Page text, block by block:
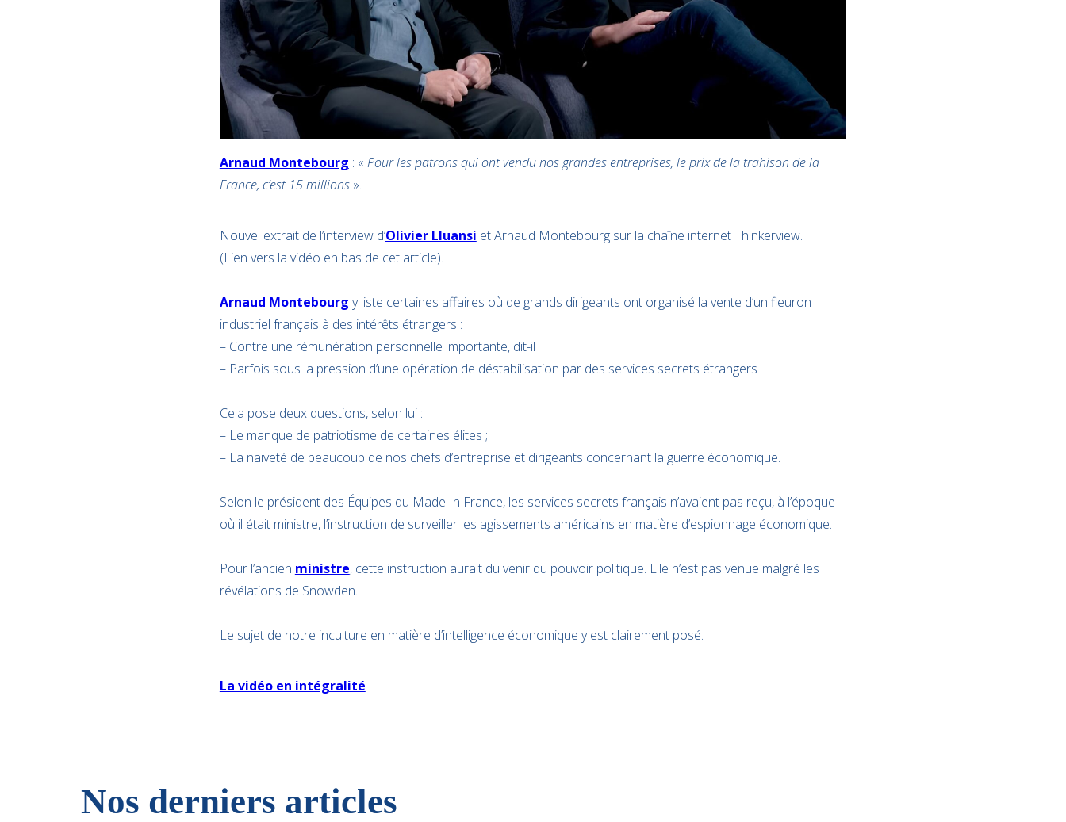
Arnaud Montebourg : « Pour les patrons qui ont vendu nos grandes entreprises, le prix de la trahison de la
France, c’est 15 millions».
Nouvel extrait de l’interview d’Olivier Lluansi et Arnaud Montebourg sur la chaîne internet Thinkerview.
(Lien vers la vidéo en bas de cet article).
Arnaud Montebourg y liste certaines affaires où de grands dirigeants ont organisé la vente d’un fleuron
industriel français à des intérêts étrangers :
– Contre une rémunération personnelle importante, dit-il
– Parfois sous la pression d’une opération de déstabilisation par des services secrets étrangers
Cela pose deux questions, selon lui :
– Le manque de patriotisme de certaines élites ;
– La naïveté de beaucoup de nos chefs d’entreprise et dirigeants concernant la guerre économique.
Selon le président des Équipes du Made In France, les services secrets français n’avaient pas reçu, à l’époque
où il était ministre, l’instruction de surveiller les agissements américains en matière d’espionnage économique.
Pour l’ancien ministre, cette instruction aurait du venir du pouvoir politique. Elle n’est pas venue malgré les
révélations de Snowden.
Le sujet de notre inculture en matière d’intelligence économique y est clairement posé.
La vidéo en intégralité
Nos derniers articles